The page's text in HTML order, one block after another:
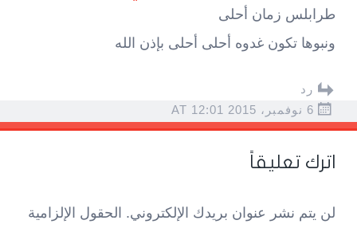
طرابلس زمان أحلى
ونبوها تكون غدوه أحلى أحلى بإذن الله
رد
6 نوفمبر، 2015 AT 12:01
اترك تعليقاً
لن يتم نشر عنوان بريدك الإلكتروني. الحقول الإلزامية